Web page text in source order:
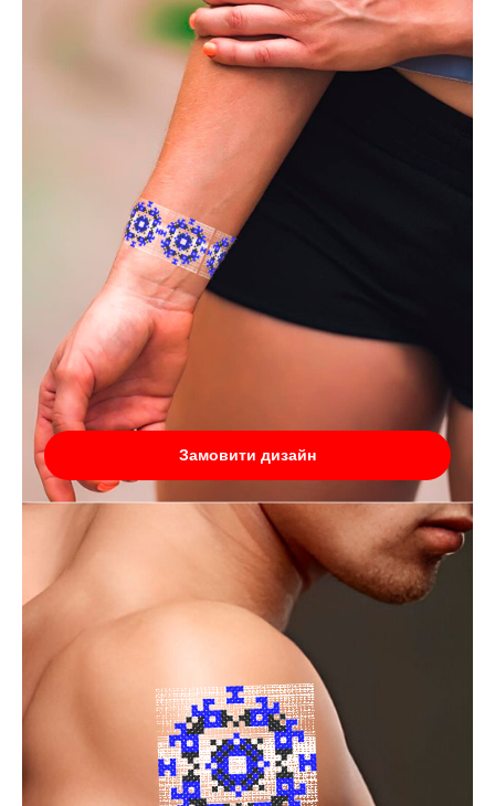
Замовити дизайн